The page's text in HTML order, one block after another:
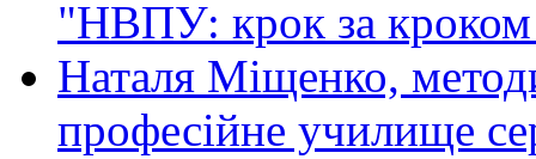
"НВПУ: крок за кроком
Наталя Міщенко,
професійне училище